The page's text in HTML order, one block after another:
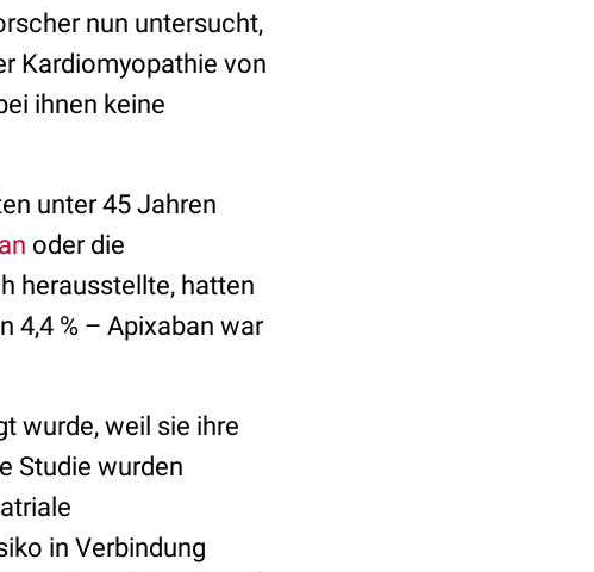
nun untersucht,
Kardiomyopathie von
ihnen keine
unter 45 Jahren
oder die
herausstellte, hatten
4,4 % – Apixaban war
wurde, weil sie ihre
Studie wurden
in Verbindung